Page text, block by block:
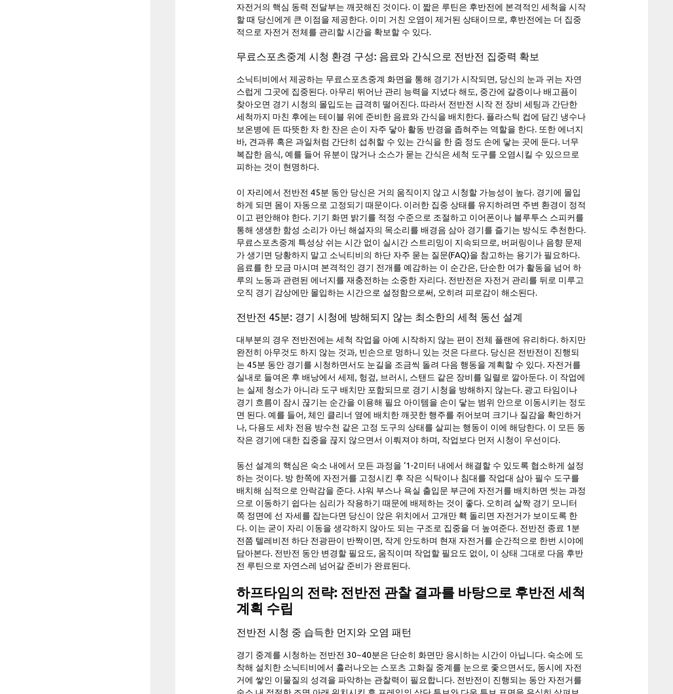
자전거의 핵심 동력 전달부는 깨끗해진 것이다. 이 짧은 루틴은 후반전에 본격적인 세척을 시작
할 때 당신에게 큰 이점을 제공한다. 이미 거친 오염이 제거된 상태이므로, 후반전에는 더 집중
적으로 자전거 전체를 관리할 시간을 확보할 수 있다.
무료스포츠중계 시청 환경 구성: 음료와 간식으로 전반전 집중력 확보
소닉티비에서 제공하는 무료스포츠중계 화면을 통해 경기가 시작되면, 당신의 눈과 귀는 자연
스럽게 그곳에 집중된다. 아무리 뛰어난 관리 능력을 지녔다 해도, 중간에 갈증이나 배고픔이
찾아오면 경기 시청의 몰입도는 급격히 떨어진다. 따라서 전반전 시작 전 장비 세팅과 간단한
세척까지 마친 후에는 테이블 위에 준비한 음료와 간식을 배치한다. 플라스틱 컵에 담긴 냉수나
보온병에 든 따뜻한 차 한 잔은 손이 자주 닿아 활동 반경을 좁혀주는 역할을 한다. 또한 에너지
바, 견과류 혹은 과일처럼 간단히 섭취할 수 있는 간식을 한 줌 정도 손에 닿는 곳에 둔다. 너무
복잡한 음식, 예를 들어 유분이 많거나 소스가 묻는 간식은 세척 도구를 오염시킬 수 있으므로
피하는 것이 현명하다.
이 자리에서 전반전 45분 동안 당신은 거의 움직이지 않고 시청할 가능성이 높다. 경기에 몰입
하게 되면 몸이 자동으로 고정되기 때문이다. 이러한 집중 상태를 유지하려면 주변 환경이 정적
이고 편안해야 한다. 기기 화면 밝기를 적정 수준으로 조절하고 이어폰이나 블루투스 스피커를
통해 생생한 함성 소리가 아닌 해설자의 목소리를 배경음 삼아 경기를 즐기는 방식도 추천한다.
무료스포츠중계 특성상 쉬는 시간 없이 실시간 스트리밍이 지속되므로, 버퍼링이나 음향 문제
가 생기면 당황하지 말고 소닉티비의 하단 자주 묻는 질문(FAQ)을 참고하는 용기가 필요하다.
음료를 한 모금 마시며 본격적인 경기 전개를 예감하는 이 순간은, 단순한 여가 활동을 넘어 하
루의 노동과 관련된 에너지를 재충전하는 소중한 자리다. 전반전은 자전거 관리를 뒤로 미루고
오직 경기 감상에만 몰입하는 시간으로 설정함으로써, 오히려 피로감이 해소된다.
전반전 45분: 경기 시청에 방해되지 않는 최소한의 세척 동선 설계
대부분의 경우 전반전에는 세척 작업을 아예 시작하지 않는 편이 전체 플랜에 유리하다. 하지만
완전히 아무것도 하지 않는 것과, 빈손으로 멍하니 있는 것은 다르다. 당신은 전반전이 진행되
는 45분 동안 경기를 시청하면서도 눈길을 조금씩 돌려 다음 행동을 계획할 수 있다. 자전거를
실내로 들여온 후 배낭에서 세제, 헝겊, 브러시, 스탠드 같은 장비를 일렬로 깔아둔다. 이 작업에
는 실제 청소가 아니라 도구 배치만 포함되므로 경기 시청을 방해하지 않는다. 광고 타임이나
경기 흐름이 잠시 끊기는 순간을 이용해 필요 아이템을 손이 닿는 범위 안으로 이동시키는 정도
면 된다. 예를 들어, 체인 클리너 옆에 배치한 깨끗한 행주를 쥐어보며 크기나 질감을 확인하거
나, 다용도 세차 전용 방수천 같은 고정 도구의 상태를 살피는 행동이 이에 해당한다. 이 모든 동
작은 경기에 대한 집중을 끊지 않으면서 이뤄져야 하며, 작업보다 먼저 시청이 우선이다.
동선 설계의 핵심은 숙소 내에서 모든 과정을 ‘1-2미터 내에서 해결할 수 있도록 협소하게 설정
하는 것이다. 방 한쪽에 자전거를 고정시킨 후 작은 식탁이나 침대를 작업대 삼아 필수 도구를
배치해 심적으로 안락감을 준다. 샤워 부스나 욕실 출입문 부근에 자전거를 배치하면 씻는 과정
으로 이동하기 쉽다는 심리가 작용하기 때문에 배제하는 것이 좋다. 오히려 살짝 경기 모니터
쪽 정면에 선 자세를 잡는다면 당신이 앉은 위치에서 고개만 홱 돌리면 자전거가 보이도록 한
다. 이는 굳이 자리 이동을 생각하지 않아도 되는 구조로 집중을 더 높여준다. 전반전 종료 1분
전쯤 텔레비전 하단 전광판이 반짝이면, 작게 안도하며 현재 자전거를 순간적으로 한번 시야에
담아본다. 전반전 동안 변경할 필요도, 움직이며 작업할 필요도 없이, 이 상태 그대로 다음 후반
전 루틴으로 자연스레 넘어갈 준비가 완료된다.
하프타임의 전략: 전반전 관찰 결과를 바탕으로 후반전 세척
계획 수립
전반전 시청 중 습득한 먼지와 오염 패턴
경기 중계를 시청하는 전반전 30~40분은 단순히 화면만 응시하는 시간이 아닙니다. 숙소에 도
착해 설치한 소닉티비에서 흘러나오는 스포츠 고화질 중계를 눈으로 좇으면서도, 동시에 자전
거에 쌓인 이물질의 성격을 파악하는 관찰력이 필요합니다. 전반전이 진행되는 동안 자전거를